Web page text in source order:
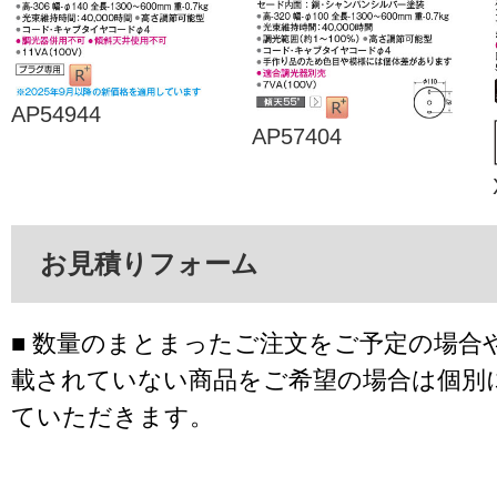
AP54944
AP57404
お見積りフォーム
■ 数量のまとまったご注文をご予定の場合
載されていない商品をご希望の場合は個別
ていただきます。